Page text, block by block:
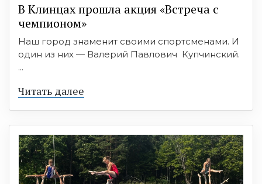
В Клинцах прошла акция «Встреча с
чемпионом»
Наш город знаменит своими спортсменами. И
один из них — Валерий Павлович Купчинский.
...
Читать далее